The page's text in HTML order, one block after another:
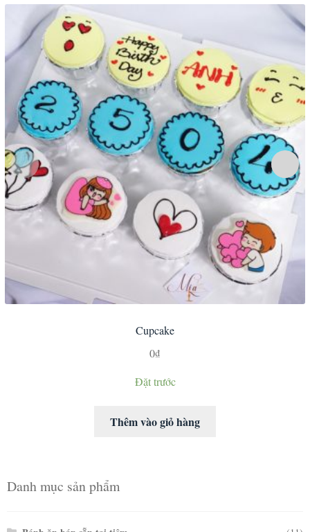
Cupcake
0₫
Đặt trước
Thêm vào giỏ hàng
Danh mục sản phẩm